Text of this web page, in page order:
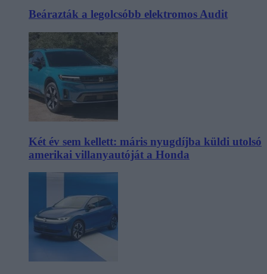
Beárazták a legolcsóbb elektromos Audit
Két év sem kellett: máris nyugdíjba küldi utolsó
amerikai villanyautóját a Honda